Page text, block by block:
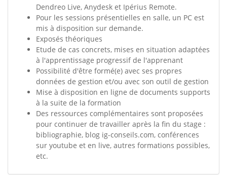
Dendreo Live, Anydesk et Ipérius Remote.
Pour les sessions présentielles en salle, un PC est
mis à disposition sur demande.
Exposés théoriques
Etude de cas concrets, mises en situation adaptées
à l'apprentissage progressif de l'apprenant
Possibilité d'être formé(e) avec ses propres
données de gestion et/ou avec son outil de gestion
Mise à disposition en ligne de documents supports
à la suite de la formation
Des ressources complémentaires sont proposées
pour continuer de travailler après la fin du stage :
bibliographie, blog ig-conseils.com, conférences
sur youtube et en live, autres formations possibles,
etc.